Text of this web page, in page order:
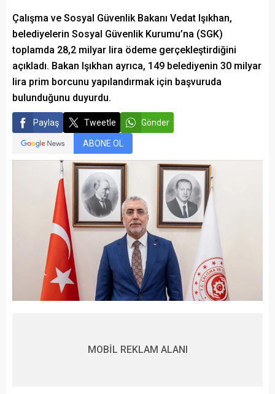
Çalışma ve Sosyal Güvenlik Bakanı Vedat Işıkhan,
belediyelerin Sosyal Güvenlik Kurumu’na (SGK)
toplamda 28,2 milyar lira ödeme gerçekleştirdiğini
açıkladı. Bakan Işıkhan ayrıca, 149 belediyenin 30 milyar
lira prim borcunu yapılandırmak için başvuruda
bulunduğunu duyurdu.
Paylaş Tweetle Gönder
ABONE OL
MOBİL REKLAM ALANI